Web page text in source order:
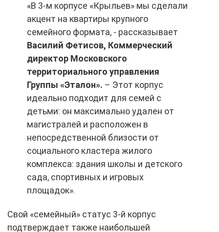
«В 3-м корпусе «Крыльев» мы сделали
акцент на квартиры крупного
семейного формата, - рассказывает
Василий Фетисов, Коммерческий
директор Московского
территориального управления
Группы «Эталон». – Этот корпус
идеально подходит для семей с
детьми: он максимально удален от
магистралей и расположен в
непосредственной близости от
социального кластера жилого
комплекса: здания школы и детского
сада, спортивных и игровых
площадок».
Свой «семейный» статус 3-й корпус
подтверждает также наибольшей